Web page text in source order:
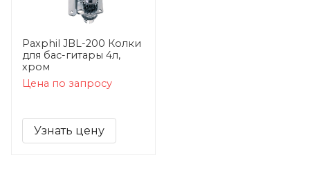
Paxphil JBL-200 Колки
для бас-гитары 4л,
хром
Цена по запросу
Узнать цену